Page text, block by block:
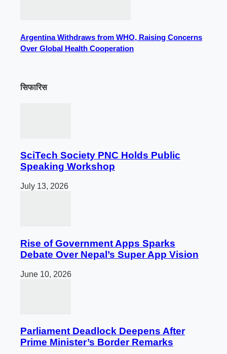
Argentina Withdraws from WHO, Raising Concerns
Over Global Health Cooperation
सिफारिस
SciTech Society PNC Holds Public
Speaking Workshop
July 13, 2026
Rise of Government Apps Sparks
Debate Over Nepal’s Super App Vision
June 10, 2026
Parliament Deadlock Deepens After
Prime Minister’s Border Remarks